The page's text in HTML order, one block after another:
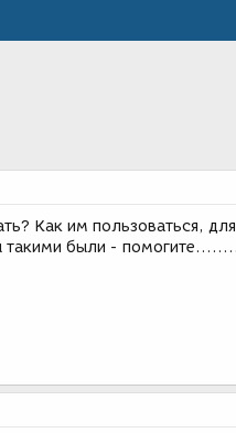
Как им пользоваться,
такими были -